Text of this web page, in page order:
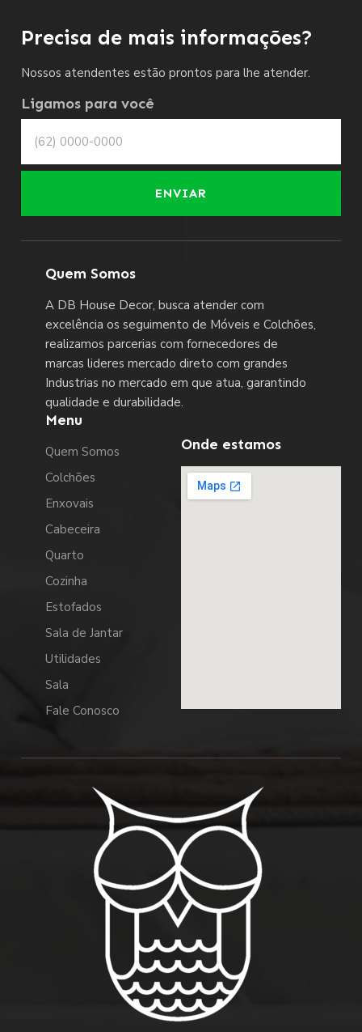
Precisa de mais informações?
Nossos atendentes estão prontos para lhe atender.
Ligamos para você
ENVIAR
Quem Somos
A DB House Decor, busca atender com
excelência os seguimento de Móveis e Colchões,
realizamos parcerias com fornecedores de
marcas lideres mercado direto com grandes
Industrias no mercado em que atua, garantindo
qualidade e durabilidade.
Menu
Quem Somos
Colchões
Enxovais
Cabeceira
Quarto
Cozinha
Estofados
Sala de Jantar
Utilidades
Sala
Fale Conosco
Onde estamos